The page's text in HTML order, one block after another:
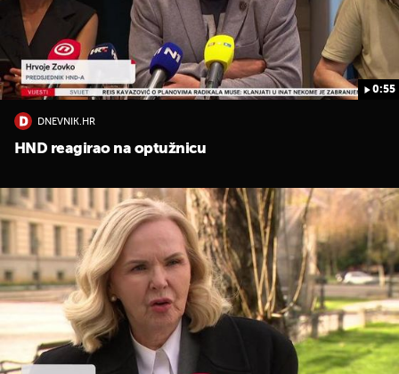
0:55
DNEVNIK.HR
HND reagirao na optužnicu
UKLJUČITE NOTIFIKACIJE